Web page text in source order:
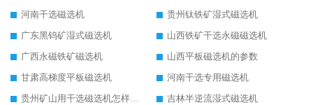
河南干选磁选机
贵州钛铁矿湿式磁选机
广东黑钨矿湿式磁选机
山西铁矿干选永磁磁选机
广西永磁铁矿磁选机
山西平板磁选机的参数
甘肃高梯度平板磁选机
河南干选专用磁选机
贵州矿山用干选磁选机怎样调磁
吉林半逆流湿式磁选机